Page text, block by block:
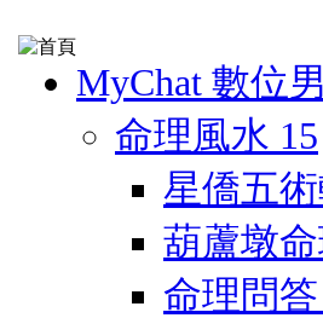
MyChat 數位
命理風水 15
星僑五
葫蘆墩
命理問答